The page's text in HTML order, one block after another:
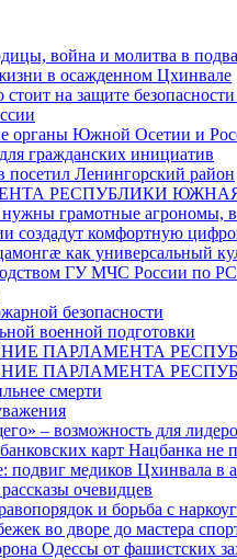
война и молитва в
в осажденном Цхинвале
стоит на защите
органы Южной Осетии и
гражданских инициатив
посетил Ленингорский район
РЕСПУБЛИКИ
грамотные агрономы,
комфортную
как универсальный
ГУ МЧС России по
безопасности
военной подготовки
ПАРЛАМЕНТА
ПАРЛАМЕНТА
смерти
– возможность для
карт Нацбанка
подвиг медиков Цхинвала в
очевидцев
и борьба с
во дворе до мастера
Одессы от фашистских